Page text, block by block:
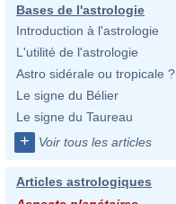
Bases de l'astrologie
Introduction à l'astrologie
L'utilité de l'astrologie
Astro sidérale ou tropicale ?
Le signe du Bélier
Le signe du Taureau
+ Voir tous les articles
Articles astrologiques